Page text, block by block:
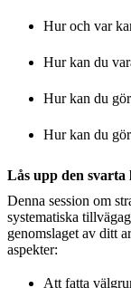
Hur och var
Hur kan du
Hur kan du
Hur kan du
Lås upp den
Denna session om
systematiska
genomslaget av ditt
aspekter:
Att fatta